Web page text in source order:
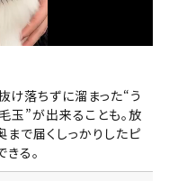
落ちずに溜まった“う
玉”が出来ることも。放
まで届くしっかりしたピ
る。